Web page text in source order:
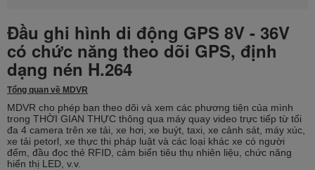
Đầu ghi hình di động GPS 8V - 36V
có chức năng theo dõi GPS, định
dạng nén H.264
Tổng quan về MDVR
MDVR cho phép bạn theo dõi và xem các phương tiện của mình
trong THỜI GIAN THỰC thông qua máy quay video trực tiếp từ tối
đa 4 camera trên xe tải, xe hơi, xe buýt, taxi, xe cảnh sát, máy xúc,
xe tải petorl, xe thực thi pháp luật và các loại khác xe có người
đếm, đầu đọc thẻ RFID, cảm biến tiêu thụ nhiên liệu, chức năng
hiển thị LED, v.v.